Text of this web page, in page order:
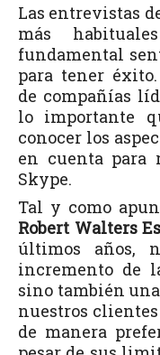
Las entrevistas
más
fundamental
para tener éxito.
de compañías
lo importante
conocer los
en cuenta para
Skype.
Tal y como
Robert Walters
últimos años,
incremento de
sino también
nuestros
de manera